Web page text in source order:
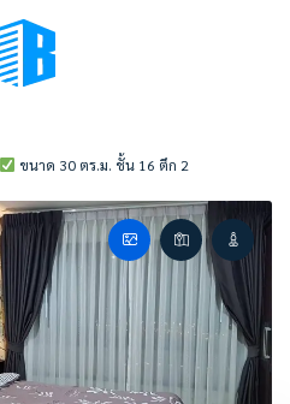
ขนาด 30 ตร.ม. ชั้น 16 ตึก 2